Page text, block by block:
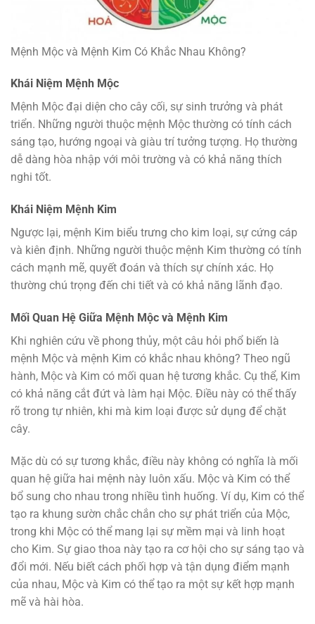
Mệnh Mộc và Mệnh Kim Có Khắc Nhau Không?
Khái Niệm Mệnh Mộc
Mệnh Mộc đại diện cho cây cối, sự sinh trưởng và phát
triển. Những người thuộc mệnh Mộc thường có tính cách
sáng tạo, hướng ngoại và giàu trí tưởng tượng. Họ thường
dễ dàng hòa nhập với môi trường và có khả năng thích
nghi tốt.
Khái Niệm Mệnh Kim
Ngược lại, mệnh Kim biểu trưng cho kim loại, sự cứng cáp
và kiên định. Những người thuộc mệnh Kim thường có tính
cách mạnh mẽ, quyết đoán và thích sự chính xác. Họ
thường chú trọng đến chi tiết và có khả năng lãnh đạo.
Mối Quan Hệ Giữa Mệnh Mộc và Mệnh Kim
Khi nghiên cứu về phong thủy, một câu hỏi phổ biến là
mệnh Mộc và mệnh Kim có khắc nhau không? Theo ngũ
hành, Mộc và Kim có mối quan hệ tương khắc. Cụ thể, Kim
có khả năng cắt đứt và làm hại Mộc. Điều này có thể thấy
rõ trong tự nhiên, khi mà kim loại được sử dụng để chặt
cây.
Mặc dù có sự tương khắc, điều này không có nghĩa là mối
quan hệ giữa hai mệnh này luôn xấu. Mộc và Kim có thể
bổ sung cho nhau trong nhiều tình huống. Ví dụ, Kim có thể
tạo ra khung sườn chắc chắn cho sự phát triển của Mộc,
trong khi Mộc có thể mang lại sự mềm mại và linh hoạt
cho Kim. Sự giao thoa này tạo ra cơ hội cho sự sáng tạo và
đổi mới. Nếu biết cách phối hợp và tận dụng điểm mạnh
của nhau, Mộc và Kim có thể tạo ra một sự kết hợp mạnh
mẽ và hài hòa.